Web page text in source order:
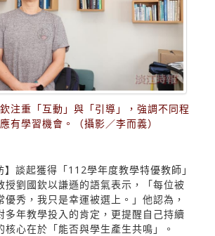
注重「互動」與「引導」，強調不同程
有學習機會。（攝影／李而義）
】談起獲得「112學年度教學特優教師」
授劉國欽以謙遜的語氣表示，「每位被
優秀，我只是幸運被選上。」他認為，
多年教學投入的肯定，更提醒自己持續
核心在於「能否與學生產生共鳴」。